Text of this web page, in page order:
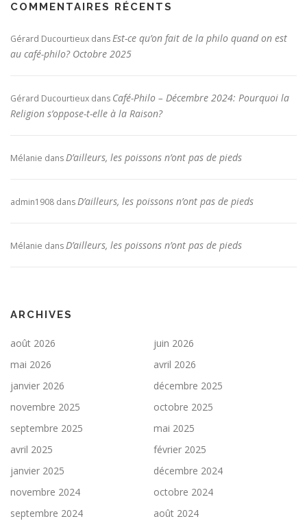
COMMENTAIRES RÉCENTS
Gérard Ducourtieux dansEst-ce qu’on fait de la philo quand on est
au café-philo? Octobre 2025
Gérard Ducourtieux dans Café-Philo – Décembre 2024: Pourquoi la
Religion s’oppose-t-elle à la Raison?
Mélanie dansD’ailleurs, les poissons n’ont pas de pieds
admin1908 dansD’ailleurs, les poissons n’ont pas de pieds
Mélanie dansD’ailleurs, les poissons n’ont pas de pieds
ARCHIVES
août 2026
juin 2026
mai 2026
avril 2026
janvier 2026
décembre 2025
novembre 2025
octobre 2025
septembre 2025
mai 2025
avril 2025
février 2025
janvier 2025
décembre 2024
novembre 2024
octobre 2024
septembre 2024
août 2024